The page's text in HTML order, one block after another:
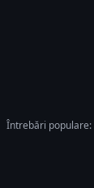
Întrebări populare: